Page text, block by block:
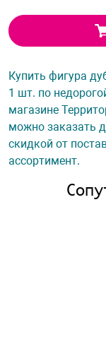
Купить фигура
1 шт. по
магазине
можно заказать
скидкой от
ассортимент.